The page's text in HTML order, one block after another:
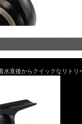
直後からクイックなリトリ